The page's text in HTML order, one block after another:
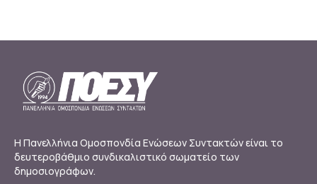
Η Πανελλήνια Ομοσπονδία Ενώσεων Συντακτών είναι το
δευτεροβάθμιο συνδικαλιστικό σωματείο των
δημοσιογράφων.